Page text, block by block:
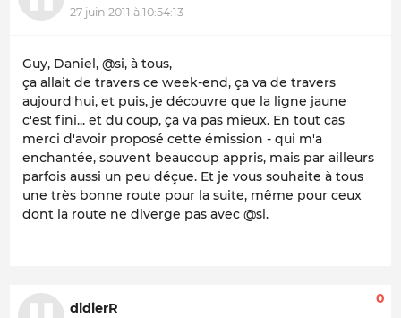
27 juin 2011 à 10:54:13
Guy, Daniel, @si, à tous,
ça allait de travers ce week-end, ça va de travers
aujourd'hui, et puis, je découvre que la ligne jaune
c'est fini... et du coup, ça va pas mieux. En tout cas
merci d'avoir proposé cette émission - qui m'a
enchantée, souvent beaucoup appris, mais par ailleurs
parfois aussi un peu déçue. Et je vous souhaite à tous
une très bonne route pour la suite, même pour ceux
dont la route ne diverge pas avec @si.
didierR
0